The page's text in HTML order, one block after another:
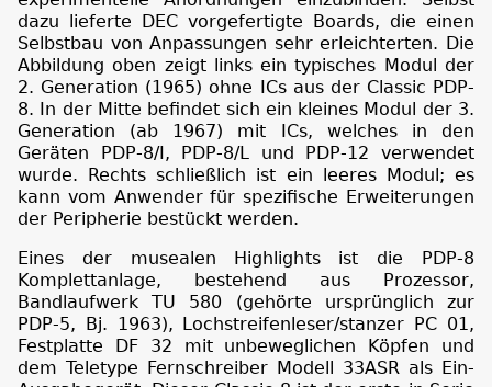
dazu lieferte DEC vorgefertigte Boards, die einen
Selbstbau von Anpassungen sehr erleichterten. Die
Abbildung oben zeigt links ein typisches Modul der
2. Generation (1965) ohne ICs aus der Classic PDP-
8. In der Mitte befindet sich ein kleines Modul der 3.
Generation (ab 1967) mit ICs, welches in den
Geräten PDP-8/I, PDP-8/L und PDP-12 verwendet
wurde. Rechts schließlich ist ein leeres Modul; es
kann vom Anwender für spezifische Erweiterungen
der Peripherie bestückt werden.
Eines der musealen Highlights ist die PDP-8
Komplettanlage, bestehend aus Prozessor,
Bandlaufwerk TU 580 (gehörte ursprünglich zur
PDP-5, Bj. 1963), Lochstreifenleser/stanzer PC 01,
Festplatte DF 32 mit unbeweglichen Köpfen und
dem Teletype Fernschreiber Modell 33ASR als Ein-